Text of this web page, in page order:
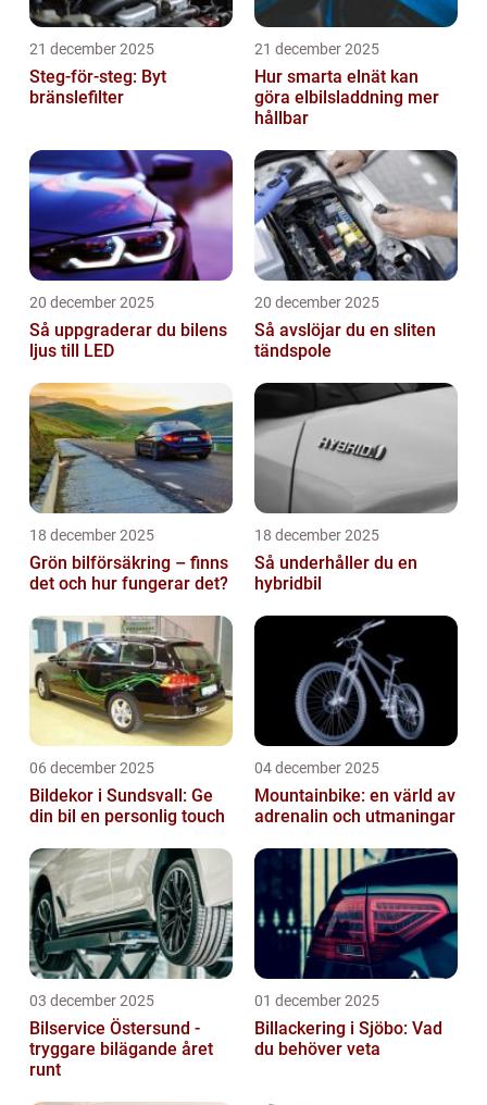
21 december 2025
Steg-för-steg: Byt
bränslefilter
21 december 2025
Hur smarta elnät kan
göra elbilsladdning mer
hållbar
20 december 2025
Så uppgraderar du bilens
ljus till LED
20 december 2025
Så avslöjar du en sliten
tändspole
18 december 2025
Grön bilförsäkring – finns
det och hur fungerar det?
18 december 2025
Så underhåller du en
hybridbil
06 december 2025
Bildekor i Sundsvall: Ge
din bil en personlig touch
04 december 2025
Mountainbike: en värld av
adrenalin och utmaningar
03 december 2025
Bilservice Östersund -
tryggare bilägande året
runt
01 december 2025
Billackering i Sjöbo: Vad
du behöver veta